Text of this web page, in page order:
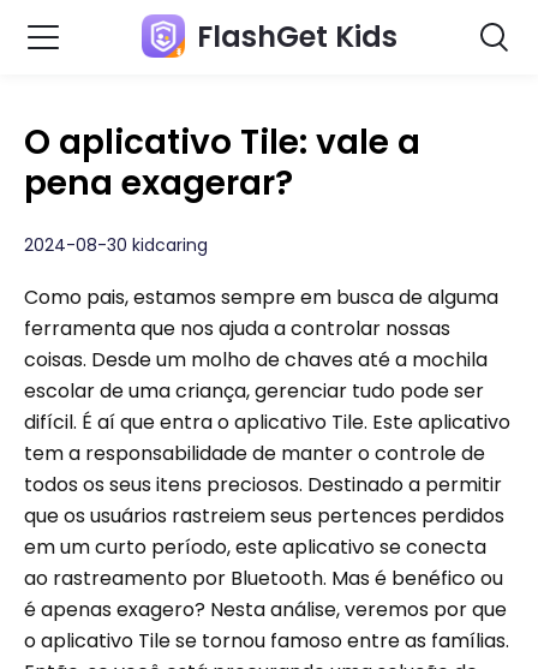
FlashGet Kids
O aplicativo Tile: vale a
pena exagerar?
2024-08-30 kidcaring
Como pais, estamos sempre em busca de alguma
ferramenta que nos ajuda a controlar nossas
coisas. Desde um molho de chaves até a mochila
escolar de uma criança, gerenciar tudo pode ser
difícil. É aí que entra o aplicativo Tile. Este aplicativo
tem a responsabilidade de manter o controle de
todos os seus itens preciosos. Destinado a permitir
que os usuários rastreiem seus pertences perdidos
em um curto período, este aplicativo se conecta
ao rastreamento por Bluetooth. Mas é benéfico ou
é apenas exagero? Nesta análise, veremos por que
o aplicativo Tile se tornou famoso entre as famílias.